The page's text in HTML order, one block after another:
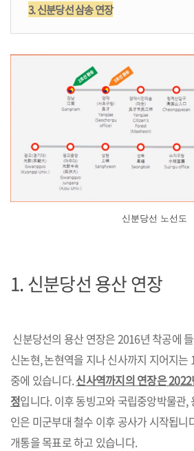
3. 신분당선 삼송 연장
신분당선 노선도
1.신분당선 용산 연장
신분당선의 용산 연장은 2016년 착공에
신논현, 논현역을 지나 신사까지 지어지는
중에 있습니다.신사역까지의 연장은
정입니다. 이후 동빙고와 국립중앙박물관,
인은 미군부대 철수 이후 공사가 시작됩니
개통을 목표로 하고 있습니다.